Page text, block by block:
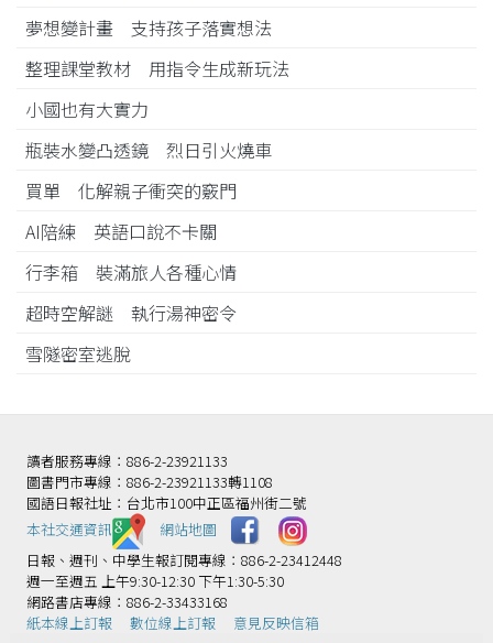
夢想變計畫 支持孩子落實想法
整理課堂教材 用指令生成新玩法
小國也有大實力
瓶裝水變凸透鏡 烈日引火燒車
買單 化解親子衝突的竅門
AI陪練 英語口說不卡關
行李箱 裝滿旅人各種心情
超時空解謎 執行湯神密令
雪隧密室逃脫
讀者服務專線：886-2-23921133
圖書門市專線：886-2-23921133轉1108
國語日報社址：台北市100中正區福州街二號
本社交通資訊️
網站地圖
日報、週刊、中學生報訂閱專線：886-2-23412448
週一至週五 上午9:30-12:30 下午1:30-5:30
網路書店專線：886-2-33433168
紙本線上訂報
數位線上訂報 意見反映信箱